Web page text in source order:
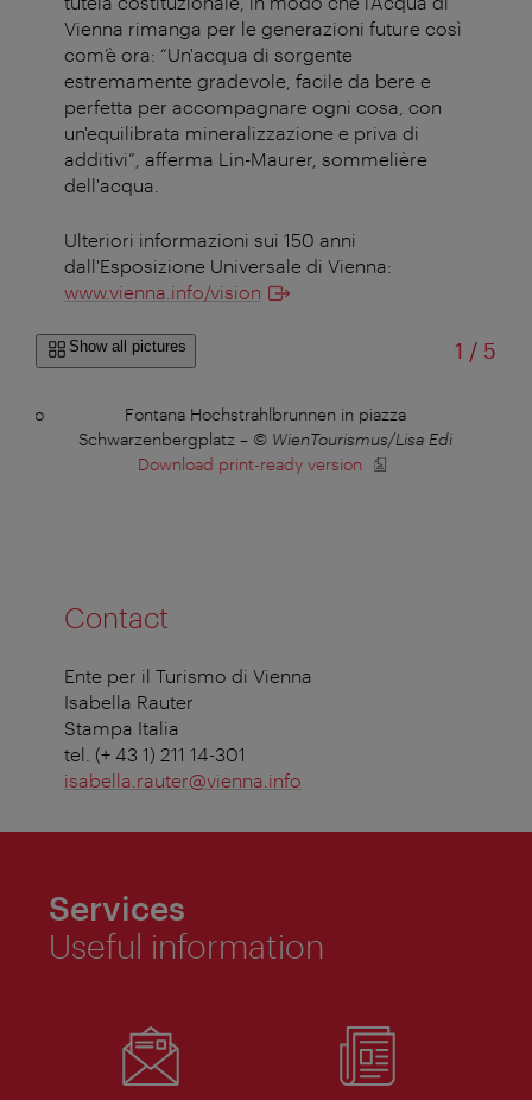
Vienna rimanga per le generazioni future così
com’è ora: “Un'acqua di sorgente
estremamente gradevole, facile da bere e
perfetta per accompagnare ogni cosa, con
un'equilibrata mineralizzazione e priva di
additivi”, afferma Lin-Maurer, sommelière
dell'acqua.
Ulteriori informazioni sui 150 anni
dall'Esposizione Universale di Vienna:
www.vienna.info/vision
Show all pictures 1 /of
5
Fontana Hochstrahlbrunnen in piazza
Schwarzenbergplatz – © WienTourismus/Lisa Edi
Download print-ready version
Contact
Ente per il Turismo di Vienna
Isabella Rauter
Stampa Italia
tel. (+ 43 1) 211 14-301
isabella.rauter@vienna.info
Services
Useful information